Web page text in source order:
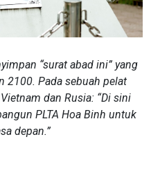
“surat abad ini” yang
2100. Pada sebuah pelat
dan Rusia: “Di sini
PLTA Hoa Binh untuk
depan.”